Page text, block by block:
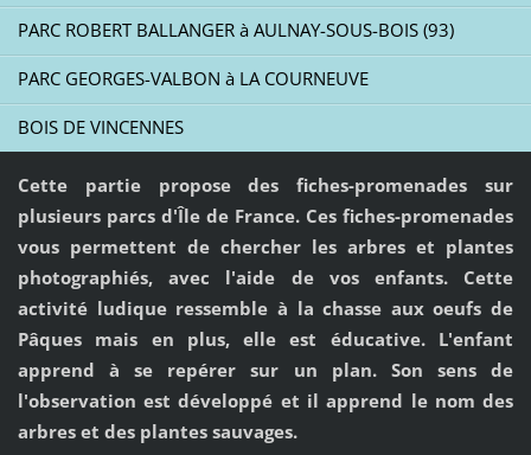
PARC ROBERT BALLANGER à AULNAY-SOUS-BOIS (93)
PARC GEORGES-VALBON à LA COURNEUVE
BOIS DE VINCENNES
Cette partie propose des fiches-promenades sur
plusieurs parcs d'Île de France. Ces fiches-promenades
vous permettent de chercher les arbres et plantes
photographiés, avec l'aide de vos enfants. Cette
activité ludique ressemble à la chasse aux oeufs de
Pâques mais en plus, elle est éducative. L'enfant
apprend à se repérer sur un plan. Son sens de
l'observation est développé et il apprend le nom des
arbres et des plantes sauvages.